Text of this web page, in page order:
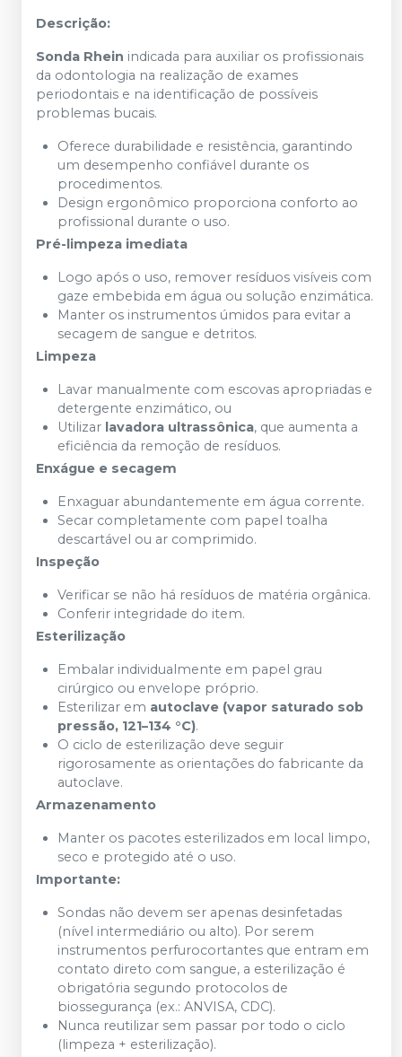
Descrição:
Sonda Rhein indicada para auxiliar os profissionais
da odontologia na realização de exames
periodontais e na identificação de possíveis
problemas bucais.
Oferece durabilidade e resistência, garantindo
um desempenho confiável durante os
procedimentos.
Design ergonômico proporciona conforto ao
profissional durante o uso.
Pré-limpeza imediata
Logo após o uso, remover resíduos visíveis com
gaze embebida em água ou solução enzimática.
Manter os instrumentos úmidos para evitar a
secagem de sangue e detritos.
Limpeza
Lavar manualmente com escovas apropriadas e
detergente enzimático, ou
Utilizar lavadora ultrassônica, que aumenta a
eficiência da remoção de resíduos.
Enxágue e secagem
Enxaguar abundantemente em água corrente.
Secar completamente com papel toalha
descartável ou ar comprimido.
Inspeção
Verificar se não há resíduos de matéria orgânica.
Conferir integridade do item.
Esterilização
Embalar individualmente em papel grau
cirúrgico ou envelope próprio.
Esterilizar em autoclave (vapor saturado sob
pressão, 121–134 °C).
O ciclo de esterilização deve seguir
rigorosamente as orientações do fabricante da
autoclave.
Armazenamento
Manter os pacotes esterilizados em local limpo,
seco e protegido até o uso.
Importante:
Sondas não devem ser apenas desinfetadas
(nível intermediário ou alto). Por serem
instrumentos perfurocortantes que entram em
contato direto com sangue, a esterilização é
obrigatória segundo protocolos de
biossegurança (ex.: ANVISA, CDC).
Nunca reutilizar sem passar por todo o ciclo
(limpeza + esterilização).